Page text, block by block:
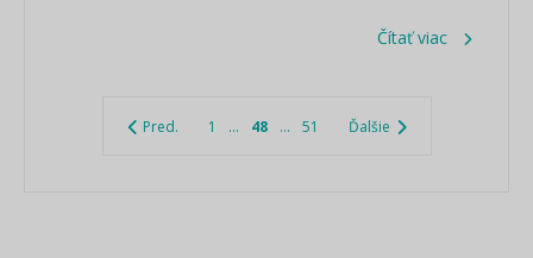
Čítať viac
Pred. 1 ... 48 ... 51 Ďalšie